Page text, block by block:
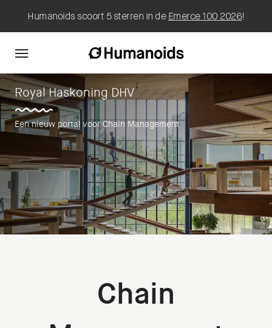
Humanoids scoort 5 sterren in deEmerce 100 2026!
Royal Haskoning DHV
Een nieuw portal voor Chain Management
Chain